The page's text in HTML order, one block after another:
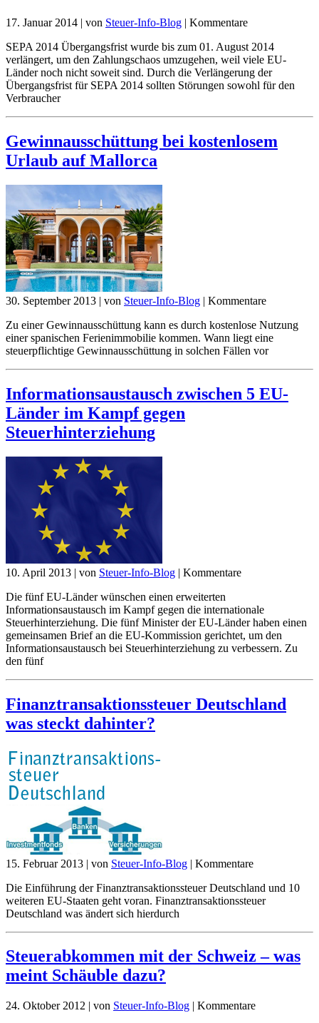
17. Januar 2014 | von Steuer-Info-Blog | Kommentare
SEPA 2014 Übergangsfrist wurde bis zum 01. August 2014
verlängert, um den Zahlungschaos umzugehen, weil viele EU-
Länder noch nicht soweit sind. Durch die Verlängerung der
Übergangsfrist für SEPA 2014 sollten Störungen sowohl für den
Verbraucher
Gewinnausschüttung bei kostenlosem
Urlaub auf Mallorca
30. September 2013 | von Steuer-Info-Blog | Kommentare
Zu einer Gewinnausschüttung kann es durch kostenlose Nutzung
einer spanischen Ferienimmobilie kommen. Wann liegt eine
steuerpflichtige Gewinnausschüttung in solchen Fällen vor
Informationsaustausch zwischen 5 EU-
Länder im Kampf gegen
Steuerhinterziehung
10. April 2013 | von Steuer-Info-Blog | Kommentare
Die fünf EU-Länder wünschen einen erweiterten
Informationsaustausch im Kampf gegen die internationale
Steuerhinterziehung. Die fünf Minister der EU-Länder haben einen
gemeinsamen Brief an die EU-Kommission gerichtet, um den
Informationsaustausch bei Steuerhinterziehung zu verbessern. Zu
den fünf
Finanztransaktionssteuer Deutschland
was steckt dahinter?
15. Februar 2013 | von Steuer-Info-Blog | Kommentare
Die Einführung der Finanztransaktionssteuer Deutschland und 10
weiteren EU-Staaten geht voran. Finanztransaktionssteuer
Deutschland was ändert sich hierdurch
Steuerabkommen mit der Schweiz – was
meint Schäuble dazu?
24. Oktober 2012 | von Steuer-Info-Blog | Kommentare